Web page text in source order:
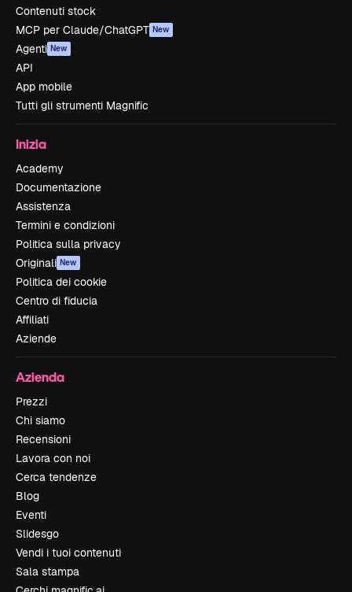
Contenuti stock
MCP per Claude/ChatGPT New
Agenti New
API
App mobile
Tutti gli strumenti Magnific
Inizia
Academy
Documentazione
Assistenza
Termini e condizioni
Politica sulla privacy
Originali New
Politica dei cookie
Centro di fiducia
Affiliati
Aziende
Azienda
Prezzi
Chi siamo
Recensioni
Lavora con noi
Cerca tendenze
Blog
Eventi
Slidesgo
Vendi i tuoi contenuti
Sala stampa